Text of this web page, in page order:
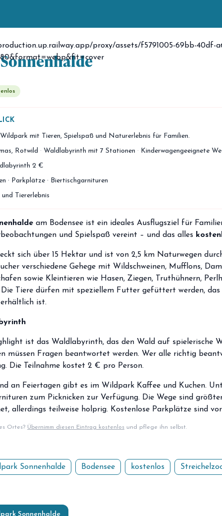
mit Tieren, Spielspaß und Naturerlebnis für Familien.
Rotwild · Waldlabyrinth mit 7 Stationen · Kinderwagengeeignete
2 €
· Parkplätze · Biertischgarnituren
Tiererlebnis
am Bodensee ist ein ideales Ausflugsziel für
und Spielspaß vereint – und das alles
sich über 15 Hektar und ist von 2,5 km Naturwegen
verschiedene Gehege mit Wildschweinen, Mufflons,
sowie Kleintieren wie Hasen, Ziegen, Truthühnern,
Die Tiere dürfen mit speziellem Futter gefüttert werden, das
ist.
ist das Waldlabyrinth, das den Wald auf spielerische
müssen Fragen beantwortet werden. Wer alle richtig
Die Teilnahme kostet 2 € pro Person.
an Feiertagen gibt es im Wildpark Kaffee und Kuchen.
zum Picknicken zur Verfügung. Die Wege sind
allerdings teilweise holprig. Kostenlose Parkplätze sind
Ortes? Übernimm diesen Eintrag kostenlos und pflege ihn selbst.
Sonnenhalde Bodensee kostenlos
Sonnenhalde